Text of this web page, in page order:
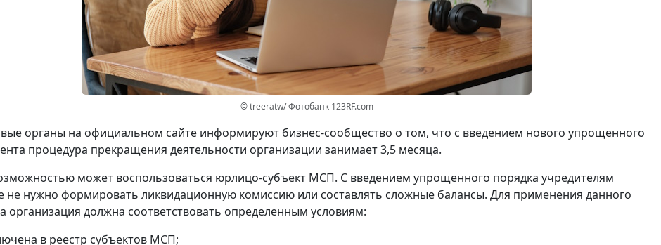
© treeratw/ Фотобанк 123RF.com
органы на официальном сайте информируют бизнес-сообщество о том, что с введением нового упрощенного
процедура прекращения деятельности организации занимает 3,5 месяца.
может воспользоваться юрлицо-субъект МСП. С введением упрощенного порядка учредителям
не нужно формировать ликвидационную комиссию или составлять сложные балансы. Для применения данного
организация должна соответствовать определенным условиям:
в реестр субъектов МСП;